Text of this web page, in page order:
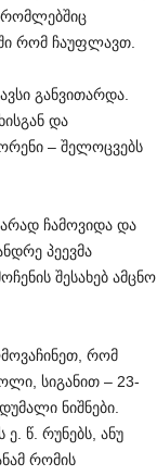
რომ ჩაუფლავთ.
განვითარდა.
და
– შელოცვებს
ჩამოვიდა და
პეევმა
შესახებ ამცნო
რომ
სიგანით – 23-
ნიშნები.
წ. რუნებს, ანუ
რომის